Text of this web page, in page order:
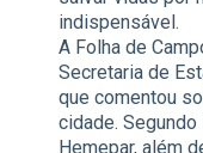
indispensável.
A Folha de
Secretaria de
que comentou
cidade.
Hemepar, além